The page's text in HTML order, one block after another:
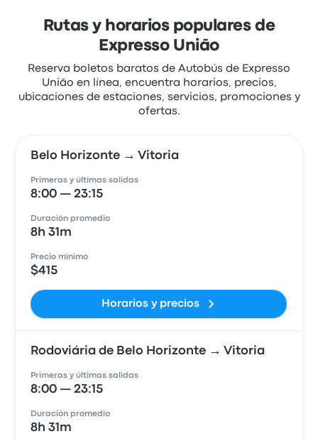
Rutas y horarios populares de
Expresso União
Reserva boletos baratos de Autobús de Expresso
União en línea, encuentra horarios, precios,
ubicaciones de estaciones, servicios, promociones y
ofertas.
Belo Horizonte → Vitoria
Primeras y últimas salidas
8:00 — 23:15
Duración promedio
8h 31m
Precio mínimo
$415
Horarios y precios
Rodoviária de Belo Horizonte → Vitoria
Primeras y últimas salidas
8:00 — 23:15
Duración promedio
8h 31m